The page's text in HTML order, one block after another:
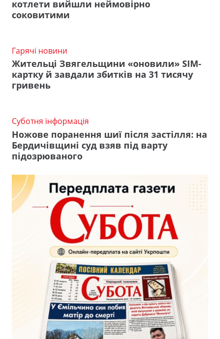
котлети вийшли неймовірно
соковитими
Гарячі новини
Жительці Звягельщини «оновили» SIM-
картку й завдали збитків на 31 тисячу
гривень
Суботня інформація
Ножове поранення шиї після застілля: на
Бердичівщині суд взяв під варту
підозрюваного